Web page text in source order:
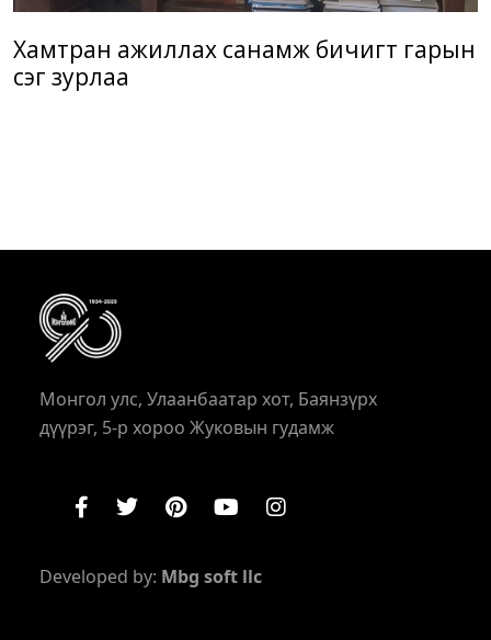
Хамтран ажиллах санамж бичигт гарын
үсэг зурлаа
Монгол улс, Улаанбаатар хот, Баянзүрх
дүүрэг, 5-р хороо Жуковын гудамж
Developed by: Mbg soft llc